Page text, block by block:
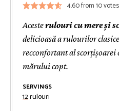
4.60from10votes
Acesterulouri cu mere și
delicioasă a rulourilor
recconfortant al scorțișoarei
mărului copt.
SERVINGS
12rulouri